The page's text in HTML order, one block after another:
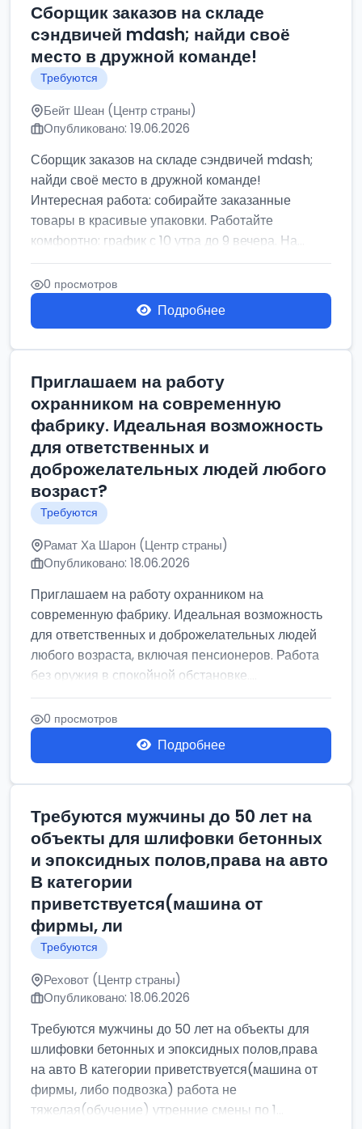
Сборщик заказов на складе
сэндвичей mdash; найди своё
место в дружной команде!
Требуются
Бейт Шеан (Центр страны)
Опубликовано: 19.06.2026
Сборщик заказов на складе сэндвичей mdash;
найди своё место в дружной команде!
Интересная работа: собирайте заказанные
товары в красивые упаковки. Работайте
комфортно: график с 10 утра до 9 вечера. На...
0 просмотров
Подробнее
Приглашаем на работу
охранником на современную
фабрику. Идеальная возможность
для ответственных и
доброжелательных людей любого
возраст?
Требуются
Рамат Ха Шарон (Центр страны)
Опубликовано: 18.06.2026
Приглашаем на работу охранником на
современную фабрику. Идеальная возможность
для ответственных и доброжелательных людей
любого возраста, включая пенсионеров. Работа
без оружия в спокойной обстановке....
0 просмотров
Подробнее
Требуются мужчины до 50 лет на
объекты для шлифовки бетонных
и эпоксидных полов,права на авто
В категории
приветствуется(машина от
фирмы, ли
Требуются
Реховот (Центр страны)
Опубликовано: 18.06.2026
Требуются мужчины до 50 лет на объекты для
шлифовки бетонных и эпоксидных полов,права
на авто В категории приветствуется(машина от
фирмы, либо подвозка) работа не
тяжелая(обучение) утренние смены по 1...